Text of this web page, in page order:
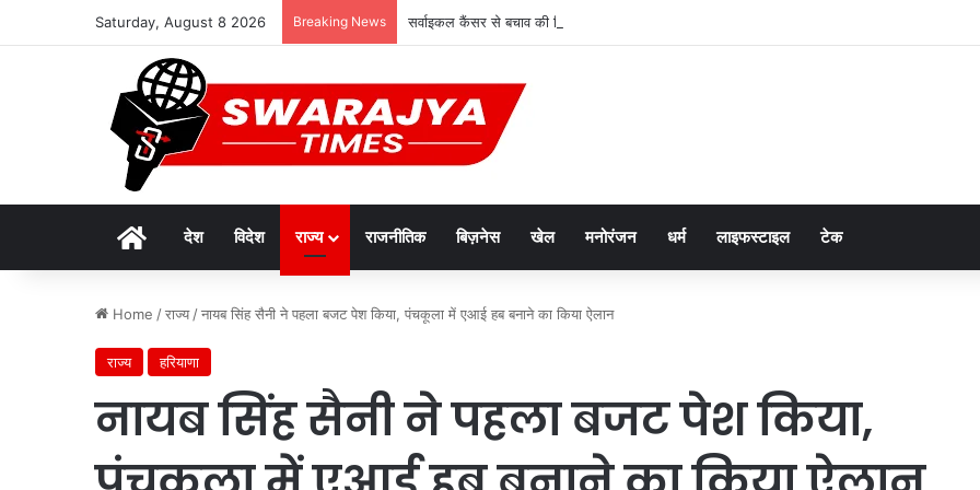
Saturday, August 8 2026 Breaking News सर्वाइकल कैंसर से बचाव की दिशा में छत्तीसगढ़ की बड़ी छलांग, एचपीवी टीकाकरण अभियान को मिल रहा व्यापक
Homeदेश विदेश राज्य राजनीतिक बिज़नेस खेल मनोरंजन धर्म लाइफस्टाइल टेक
Home /राज्य /नायब सिंह सैनी ने पहला बजट पेश किया, पंचकूला में एआई हब बनाने का किया ऐलान
राज्य हरियाणा
नायब सिंह सैनी ने पहला बजट पेश किया,